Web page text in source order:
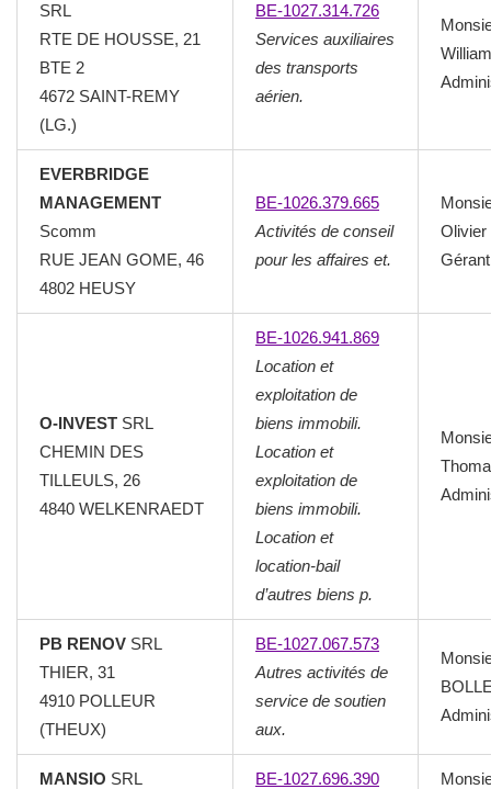
SRL
RTE DE HOUSSE, 21
BTE 2
4672 SAINT-REMY
(LG.)
BE-1027.314.726
Services auxiliaires
des transports
aérien.
William
EVERBRIDGE
MANAGEMENT
Scomm
RUE JEAN GOME, 46
4802 HEUSY
BE-1026.379.665
Activités de conseil
pour les affaires et.
Olivier
Gérant
O-INVEST SRL
CHEMIN DES
TILLEULS, 26
4840 WELKENRAEDT
BE-1026.941.869
Location et
exploitation de
biens immobili.
Location et
exploitation de
biens immobili.
Location et
location-bail
d’autres biens p.
PB RENOV SRL
THIER, 31
4910 POLLEUR
(THEUX)
BE-1027.067.573
Autres activités de
service de soutien
aux.
MANSIO SRL
BE-1027.696.390